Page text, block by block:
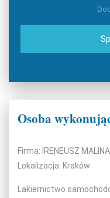
Firma: IRENEUSZ
Lokalizacja: Kraków
Lakiernictwo